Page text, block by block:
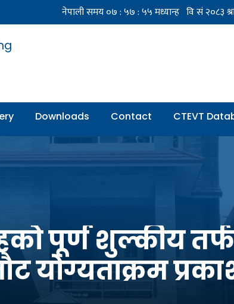
Downloads Contact CTEVT
पूर्ण शुल्कीय
योग्यताक्रम